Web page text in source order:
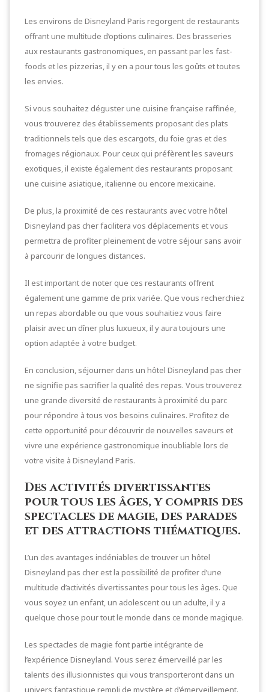
Les environs de Disneyland Paris regorgent de restaurants
offrant une multitude d’options culinaires. Des brasseries
aux restaurants gastronomiques, en passant par les fast-
foods et les pizzerias, il y en a pour tous les goûts et toutes
les envies.
Si vous souhaitez déguster une cuisine française raffinée,
vous trouverez des établissements proposant des plats
traditionnels tels que des escargots, du foie gras et des
fromages régionaux. Pour ceux qui préfèrent les saveurs
exotiques, il existe également des restaurants proposant
une cuisine asiatique, italienne ou encore mexicaine.
De plus, la proximité de ces restaurants avec votre hôtel
Disneyland pas cher facilitera vos déplacements et vous
permettra de profiter pleinement de votre séjour sans avoir
à parcourir de longues distances.
Il est important de noter que ces restaurants offrent
également une gamme de prix variée. Que vous recherchiez
un repas abordable ou que vous souhaitiez vous faire
plaisir avec un dîner plus luxueux, il y aura toujours une
option adaptée à votre budget.
En conclusion, séjourner dans un hôtel Disneyland pas cher
ne signifie pas sacrifier la qualité des repas. Vous trouverez
une grande diversité de restaurants à proximité du parc
pour répondre à tous vos besoins culinaires. Profitez de
cette opportunité pour découvrir de nouvelles saveurs et
vivre une expérience gastronomique inoubliable lors de
votre visite à Disneyland Paris.
Des activités divertissantes
pour tous les âges, y compris des
spectacles de magie, des parades
et des attractions thématiques.
L’un des avantages indéniables de trouver un hôtel
Disneyland pas cher est la possibilité de profiter d’une
multitude d’activités divertissantes pour tous les âges. Que
vous soyez un enfant, un adolescent ou un adulte, il y a
quelque chose pour tout le monde dans ce monde magique.
Les spectacles de magie font partie intégrante de
l’expérience Disneyland. Vous serez émerveillé par les
talents des illusionnistes qui vous transporteront dans un
univers fantastique rempli de mystère et d’émerveillement.